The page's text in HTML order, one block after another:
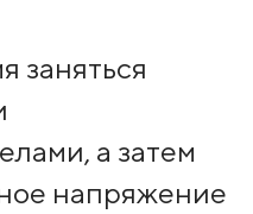
заняться
а затем
напряжение